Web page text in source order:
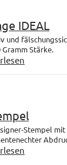
IDEAL
und
Gramm Stärke.
Stempel